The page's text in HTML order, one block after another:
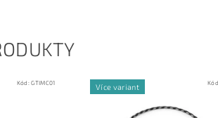
Kód:GTIMC01 Více variant